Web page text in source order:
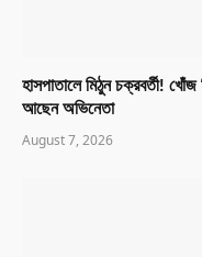
হাসপাতালে মিঠুন চক্রবর্তী!
আছেন অভিনেতা
August 7, 2026